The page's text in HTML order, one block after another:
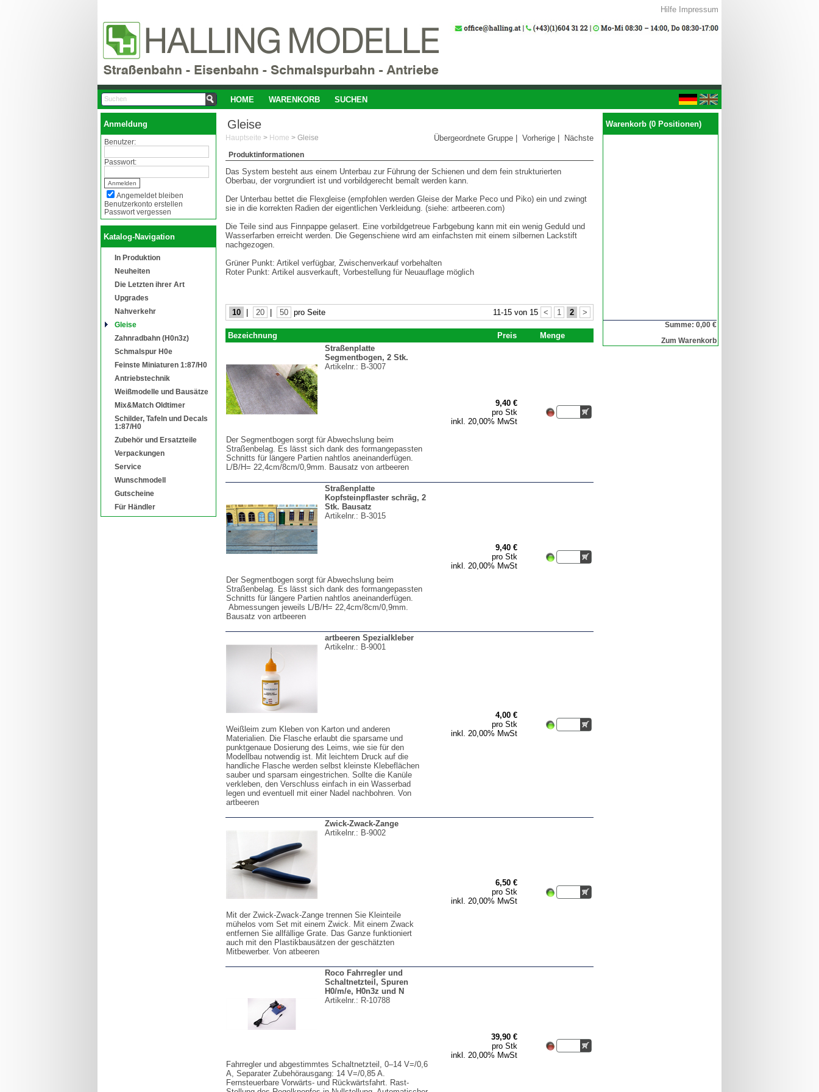
Hilfe Impressum
HOME WARENKORB SUCHEN
Anmeldung
Benutzer:
Passwort:
Angemeldet bleiben
Benutzerkonto erstellen
Passwort vergessen
Katalog-Navigation
In Produktion
Neuheiten
Die Letzten ihrer Art
Upgrades
Nahverkehr
Gleise
Zahnradbahn (H0n3z)
Schmalspur H0e
Feinste Miniaturen 1:87/H0
Antriebstechnik
Weißmodelle und Bausätze
Mix&Match Oldtimer
Schilder, Tafeln und Decals
1:87/H0
Zubehör und Ersatzteile
Verpackungen
Service
Wunschmodell
Gutscheine
Für Händler
Warenkorb (0 Positionen)
Summe: 0,00 €
Zum Warenkorb
Gleise
Hauptseite > Home > Gleise Übergeordnete Gruppe Vorherige Nächste
Produktinformationen
Das System besteht aus einem Unterbau zur Führung der Schienen und dem fein strukturierten
Oberbau, der vorgrundiert ist und vorbildgerecht bemalt werden kann.
Der Unterbau bettet die Flexgleise (empfohlen werden Gleise der Marke Peco und Piko) ein und zwingt
sie in die korrekten Radien der eigentlichen Verkleidung. (siehe: artbeeren.com)
Die Teile sind aus Finnpappe gelasert. Eine vorbildgetreue Farbgebung kann mit ein wenig Geduld und
Wasserfarben erreicht werden. Die Gegenschiene wird am einfachsten mit einem silbernen Lackstift
nachgezogen.
Grüner Punkt: Artikel verfügbar, Zwischenverkauf vorbehalten
Roter Punkt: Artikel ausverkauft, Vorbestellung für Neuauflage möglich
10 20 50 pro Seite 11-15 von 15 < 1 2 >
Bezeichnung Preis
Menge
Straßenplatte
Segmentbogen, 2 Stk.
Artikelnr.: B-3007
Der Segmentbogen sorgt für Abwechslung beim
Straßenbelag. Es lässt sich dank des formangepassten
Schnitts für längere Partien nahtlos aneinanderfügen.
L/B/H= 22,4cm/8cm/0,9mm. Bausatz von artbeeren
9,40 €
pro Stk
inkl. 20,00% MwSt
Straßenplatte
Kopfsteinpflaster schräg, 2
Stk. Bausatz
Artikelnr.: B-3015
Der Segmentbogen sorgt für Abwechslung beim
Straßenbelag. Es lässt sich dank des formangepassten
Schnitts für längere Partien nahtlos aneinanderfügen.
Abmessungen jeweils L/B/H= 22,4cm/8cm/0,9mm.
Bausatz von artbeeren
9,40 €
pro Stk
inkl. 20,00% MwSt
artbeeren Spezialkleber
Artikelnr.: B-9001
Weißleim zum Kleben von Karton und anderen
Materialien. Die Flasche erlaubt die sparsame und
punktgenaue Dosierung des Leims, wie sie für den
Modellbau notwendig ist. Mit leichtem Druck auf die
handliche Flasche werden selbst kleinste Klebeflächen
sauber und sparsam eingestrichen. Sollte die Kanüle
verkleben, den Verschluss einfach in ein Wasserbad
legen und eventuell mit einer Nadel nachbohren. Von
artbeeren
4,00 €
pro Stk
inkl. 20,00% MwSt
Zwick-Zwack-Zange
Artikelnr.: B-9002
Mit der Zwick-Zwack-Zange trennen Sie Kleinteile
mühelos vom Set mit einem Zwick. Mit einem Zwack
entfernen Sie allfällige Grate. Das Ganze funktioniert
auch mit den Plastikbausätzen der geschätzten
Mitbewerber. Von atbeeren
6,50 €
pro Stk
inkl. 20,00% MwSt
Roco Fahrregler und
Schaltnetzteil, Spuren
H0/m/e, H0n3z und N
Artikelnr.: R-10788
Fahrregler und abgestimmtes Schaltnetzteil, 0–14 V=/0,6
A, Separater Zubehörausgang: 14 V=/0,85 A.
Fernsteuerbare Vorwärts- und Rückwärtsfahrt. Rast-
39,90 €
pro Stk
inkl. 20,00% MwSt